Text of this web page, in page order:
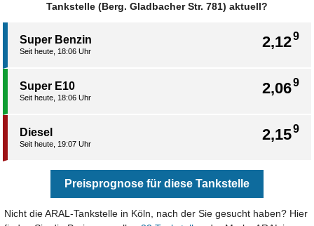
Tankstelle (Berg. Gladbacher Str. 781) aktuell?
2,129
Super Benzin
Seit heute, 18:06 Uhr
2,069
Super E10
Seit heute, 18:06 Uhr
2,159
Diesel
Seit heute, 19:07 Uhr
Preisprognose für diese Tankstelle
Nicht die ARAL-Tankstelle in Köln, nach der Sie gesucht haben? Hier